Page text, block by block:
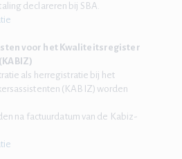
declareren bij SBA.​
voor het Kwaliteitsregister
als herregistratie bij het
(KABIZ) worden
na factuurdatum van de Kabiz-